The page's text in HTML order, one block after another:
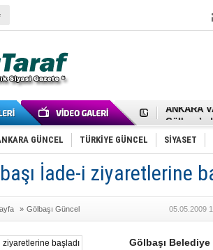
Cemal
Samet
FAİZ
OLİMPİK
SÖZ
Mikail
GÜNCEL TÜRKİYE GÜNCEL SİYASET
İade-i ziyaretlerine
» Gölbaşı Güncel 05.05.2009
Gölbaşı Belediye